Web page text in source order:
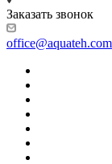
Заказать звонок
office@aquateh.com